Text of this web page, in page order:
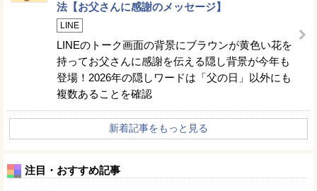
法【お父さんに感謝のメッセージ】
LINE
LINEのトーク画面の背景にブラウンが黄色い花を
持ってお父さんに感謝を伝える隠し背景が今年も
登場！2026年の隠しワードは「父の日」以外にも
複数あることを確認
新着記事をもっと見る
注目・おすすめ記事